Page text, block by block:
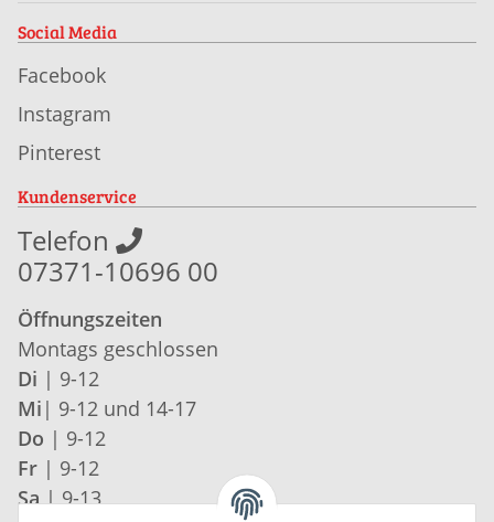
Social Media
Facebook
Instagram
Pinterest
Kundenservice
Telefon
07371-10696 00
Öffnungszeiten
Montags geschlossen
Di | 9-12
Mi | 9-12 und 14-17
Do | 9-12
Fr | 9-12
Sa | 9-13